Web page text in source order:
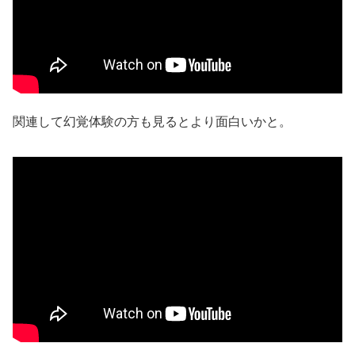
関連して幻覚体験の方も見るとより面白いかと。